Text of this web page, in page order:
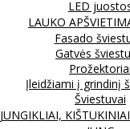
LED
LAUKO
Fasado
Gatvės
Prožektoriai
Įleidžiami į grindinį
Šviestuvai
JUNGIKLIAI,